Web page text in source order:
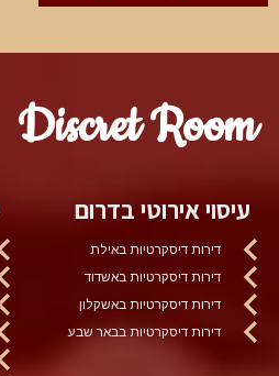
Discret Room
עיסוי אירוטי בדרום
דירות דיסקרטיות באילת
דירות דיסקרטיות באשדוד
דירות דיסקרטיות באשקלון
דירות דיסקרטיות בבאר שבע